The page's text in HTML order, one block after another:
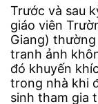
Trước và sau
giáo viên
Giang)
tranh ảnh
đó khuyến
trong nhà khi
sinh tham gia